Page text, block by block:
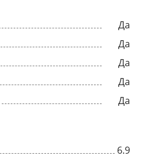
Да
Да
Да
Да
Да
6.9